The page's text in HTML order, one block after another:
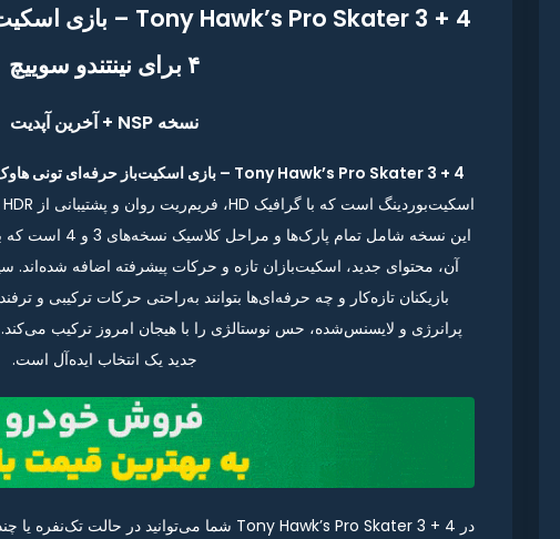
۴ برای نینتندو سوییچ
نسخه NSP + آخرین آپدیت
Tony Hawk’s Pro Skater 3 + 4 – بازی اسکیت‌باز حرفه‌ای تونی هاوک ۳ + ۴
این نسخه شامل
آن، محتوای جدید، اسکیت‌بازان تازه و حرکات پیشرفته اضافه
بازیکنان تازه‌کار و چه حرفه‌ای‌ها بتوانند به‌راحتی حرکات ترکیبی و
پرانرژی و لایسنس‌شده، حس نوستالژی را با هیجان امروز ترکیب
جدید یک انتخاب ایده‌آل است.